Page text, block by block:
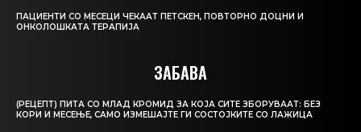
ПАЦИЕНТИ СО МЕСЕЦИ ЧЕКААТ ПЕТСКЕН, ПОВТОРНО ДОЦНИ И
ОНКОЛОШКАТА ТЕРАПИЈА
ЗАБАВА
(РЕЦЕПТ) ПИТА СО МЛАД КРОМИД ЗА КОЈА СИТЕ ЗБОРУВААТ: БЕЗ
КОРИ И МЕСЕЊЕ, САМО ИЗМЕШАЈТЕ ГИ СОСТОЈКИТЕ СО ЛАЖИЦА